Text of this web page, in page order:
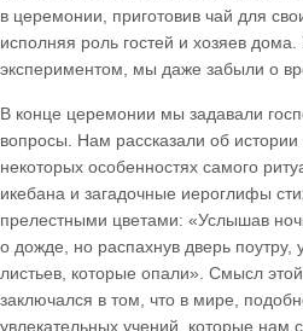
в церемонии, приготовив чай для
исполняя роль гостей и хозяев
экспериментом, мы даже забыли о
В конце церемонии мы задавали
вопросы. Нам рассказали об
некоторых особенностях самого
икебана и загадочные иероглифы
прелестными цветами: «Услышав
о дожде, но распахнув дверь поутру,
листьев, которые опали». Смысл
заключался в том, что в мире,
увлекательных учений, которые нам